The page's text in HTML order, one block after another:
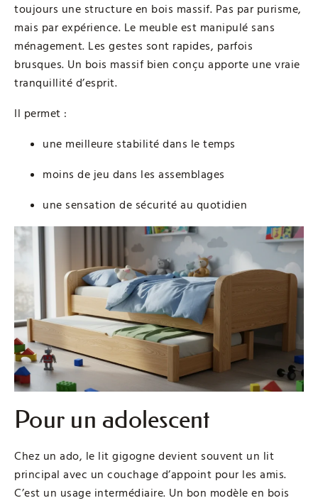
toujours une structure en bois massif. Pas par purisme,
mais par expérience. Le meuble est manipulé sans
ménagement. Les gestes sont rapides, parfois
brusques. Un bois massif bien conçu apporte une vraie
tranquillité d’esprit.
Il permet :
une meilleure stabilité dans le temps
moins de jeu dans les assemblages
une sensation de sécurité au quotidien
Pour un adolescent
Chez un ado, le lit gigogne devient souvent un lit
principal avec un couchage d’appoint pour les amis.
C’est un usage intermédiaire. Un bon modèle en bois